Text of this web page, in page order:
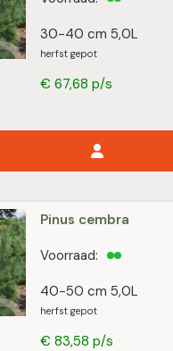
30-40 cm 5,0L
herfst gepot
€ 67,68 p/s
Pinus cembra
40-50 cm 5,0L
herfst gepot
Voorraad:
€ 83,58 p/s